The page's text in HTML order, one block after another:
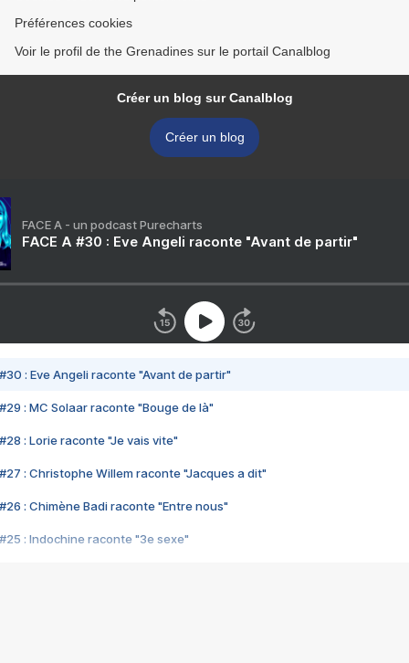
Préférences cookies
Voir le profil de the Grenadines sur le portail Canalblog
Créer un blog sur Canalblog
Créer un blog
FACE A - un podcast Purecharts
FACE A #30 : Eve Angeli raconte "Avant de partir"
#30 : Eve Angeli raconte "Avant de partir"
#29 : MC Solaar raconte "Bouge de là"
#28 : Lorie raconte "Je vais vite"
#27 : Christophe Willem raconte "Jacques a dit"
#26 : Chimène Badi raconte "Entre nous"
#25 : Indochine raconte "3e sexe"